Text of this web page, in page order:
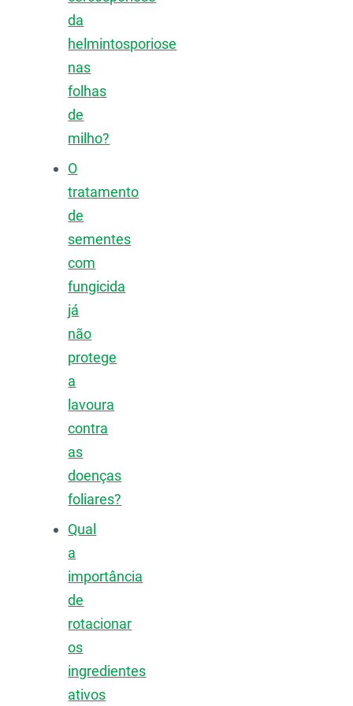
da
helmintosporiose
nas
folhas
de
milho?
O
tratamento
de
sementes
com
fungicida
já
não
protege
a
lavoura
contra
as
doenças
foliares?
Qual
a
importância
de
rotacionar
os
ingredientes
ativos